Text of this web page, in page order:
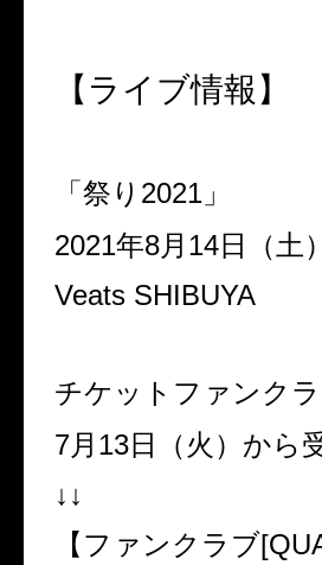
【ライブ情報】
「祭り 2021 」
2021年8月 14日（土）
Veats SHIBUYA
チケットファンク
7月 13日（火）から
↓↓
【ファンクラブ